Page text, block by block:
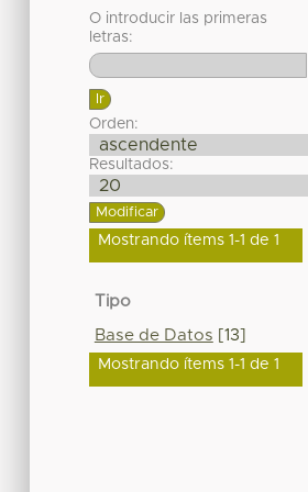
O introducir las primeras
letras:
Orden:
Resultados:
Mostrando ítems 1-1 de 1
Tipo
Base de Datos [13]
Mostrando ítems 1-1 de 1